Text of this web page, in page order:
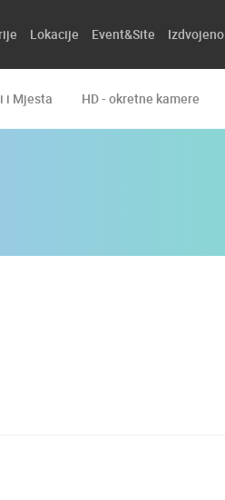
Lokacije Event&Site Izdvojeno
i Mjesta HD - okretne kamere